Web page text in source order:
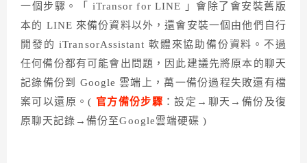
一個步驟。「 iTransor for LINE 」會除了會安裝舊版
本的 LINE 來備份資料以外，還會安裝一個由他們自行
開發的 iTransorAssistant 軟體來協助備份資料。不過
任何備份都有可能會出問題，因此建議先將原本的聊天
記錄備份到 Google 雲端上，萬一備份過程失敗還有檔
案可以還原。( 官方備份步驟 ：設定→聊天→備份及復
原聊天記錄→備份至Google雲端硬碟 )